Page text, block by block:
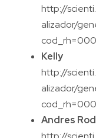
http://
alizador/
http://
alizador/
Andres